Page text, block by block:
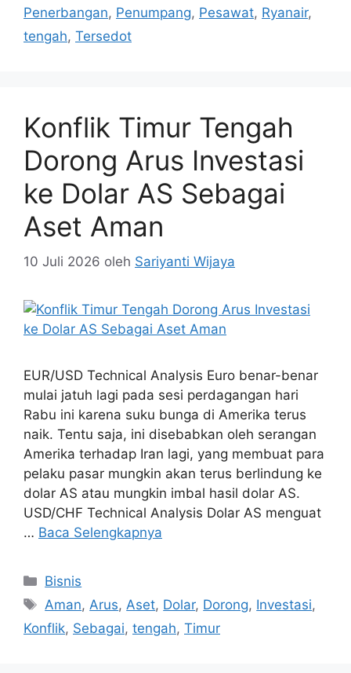
Penerbangan, Penumpang, Pesawat, Ryanair,
tengah, Tersedot
Konflik Timur Tengah
Dorong Arus Investasi
ke Dolar AS Sebagai
Aset Aman
10 Juli 2026 oleh Sariyanti Wijaya
EUR/USD Technical Analysis Euro benar-benar
mulai jatuh lagi pada sesi perdagangan hari
Rabu ini karena suku bunga di Amerika terus
naik. Tentu saja, ini disebabkan oleh serangan
Amerika terhadap Iran lagi, yang membuat para
pelaku pasar mungkin akan terus berlindung ke
dolar AS atau mungkin imbal hasil dolar AS.
USD/CHF Technical Analysis Dolar AS menguat
… Baca Selengkapnya
Kategori
Bisnis
Tag
Aman, Arus, Aset, Dolar, Dorong, Investasi,
Konflik, Sebagai, tengah, Timur